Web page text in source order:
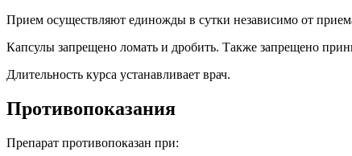
Прием осуществляют единожды в сутки независимо от
Капсулы запрещено ломать и дробить. Также запрещено
Длительность курса устанавливает врач.
Противопоказания
Препарат противопоказан при: